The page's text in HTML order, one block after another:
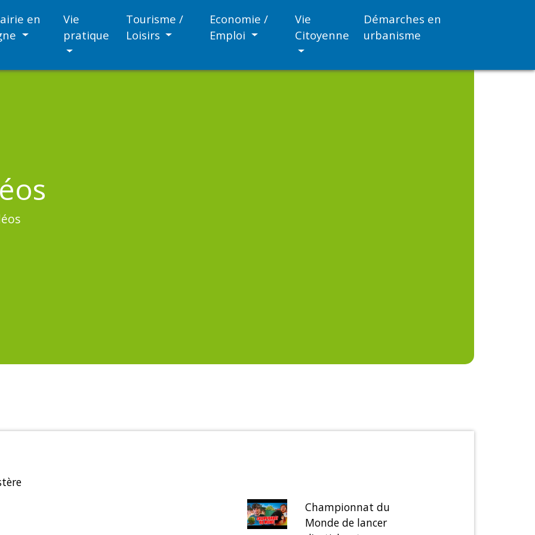
en
Vie
pratique
Tourisme /
Loisirs
Economie /
Emploi
Vie
Citoyenne
Démarches en
urbanisme
Championnat du
Monde de lancer